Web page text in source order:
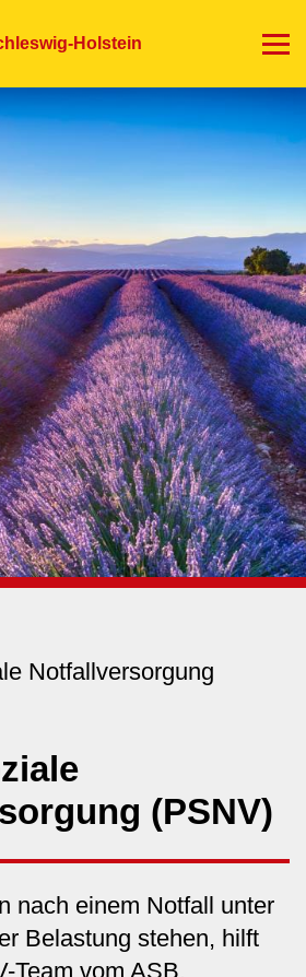
zum
Holstein
Notfallversorgung
(PSNV)
nach einem Notfall unter
Belastung stehen, hilft
Team vom ASB.